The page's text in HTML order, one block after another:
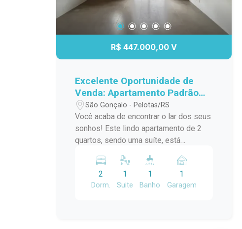
R$ 447.000,00 V
Excelente Oportunidade de
Venda: Apartamento Padrão
em São Gonçalo, Pelotas/RS
São Gonçalo - Pelotas/RS
Você acaba de encontrar o lar dos seus
sonhos! Este lindo apartamento de 2
quartos, sendo uma suíte, está
Gonçalo, a poucos passos do Shopping
Pelotas e do Fórum. Com uma sacada
charmosa e churrasqueira, este espaço
2
Dorm.
1
Suite
1
Banho
1
Garagem